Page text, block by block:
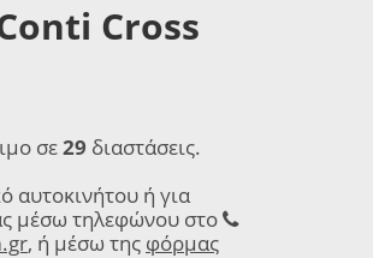
Cross
σε29 διαστάσεις.
αυτοκινήτου ή για
μέσω τηλεφώνου στο
, ή μέσω της φόρμας